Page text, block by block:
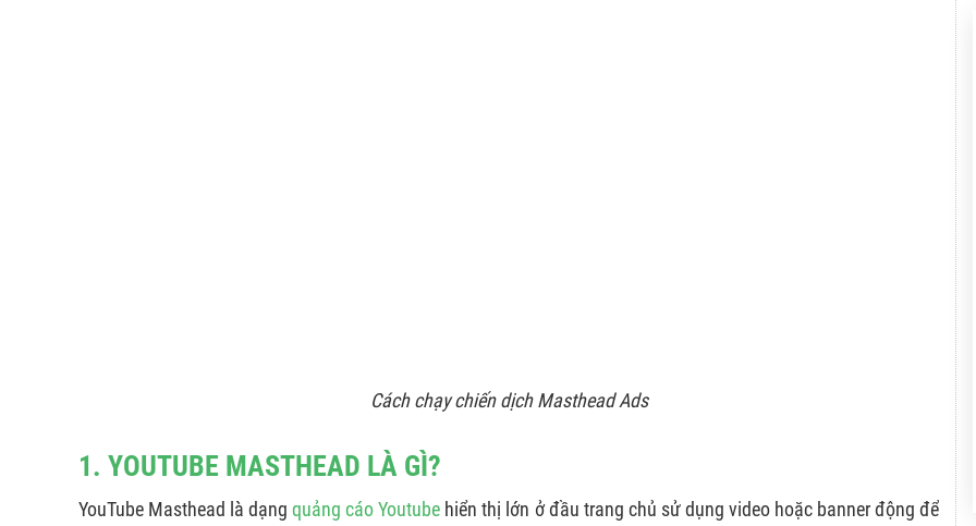
Cách chạy chiến dịch Masthead Ads
1. YOUTUBE MASTHEAD LÀ GÌ?
YouTube Masthead là dạngquảng cáo Youtube hiển thị lớn ở đầu trang chủ sử dụng video hoặc banner động để